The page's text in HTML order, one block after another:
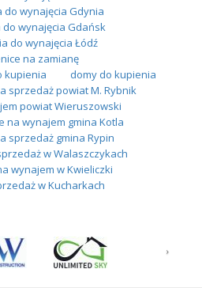
do wynajęcia Gdynia
wynajęcia Gdańsk
do wynajęcia Łódź
na zamianę
kupienia
domy do kupienia
sprzedaż powiat M. Rybnik
powiat Wieruszowski
na wynajem gmina Kotla
sprzedaż gmina Rypin
w Walaszczykach
wynajem w Kwieliczki
w Kucharkach